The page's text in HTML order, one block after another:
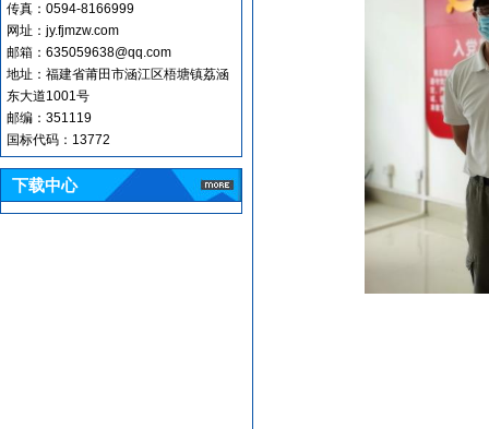
传真：0594-8166999
网址：jy.fjmzw.com
邮箱： 635059638@qq.com
地址：福建省莆田市涵江区梧塘镇荔涵
东大道1001号
邮编：351119
国标代码：13772
下载中心